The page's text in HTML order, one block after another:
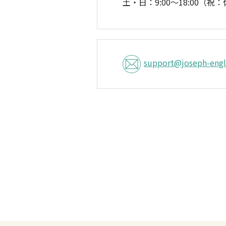
support@joseph-